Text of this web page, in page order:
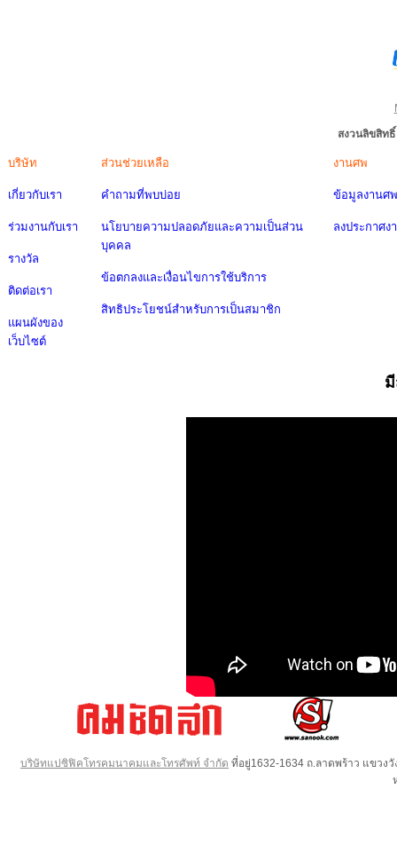
สงวนลิขสิท
บริษัท
เกี่ยวกับเรา
ร่วมงานกับเรา
รางวัล
ติดต่อเรา
แผนผังของ
เว็บไซต์
ส่วนช่วยเหลือ
คำถามที่พบบ่อย
นโยบายความปลอดภัยและความเป็นส่วน
บุคคล
ข้อตกลงและเงื่อนไขการใช้บริการ
สิทธิประโยชน์สำหรับการเป็นสมาชิก
งานศพ
ข้อมูลงานศพ
ลงประกาศง
บริษัทแปซิฟิคโทรคมนาคมและโทรศัพท์ จำกัด ที่อยู่1632-1634 ถ.ลาดพร้าว แขวง